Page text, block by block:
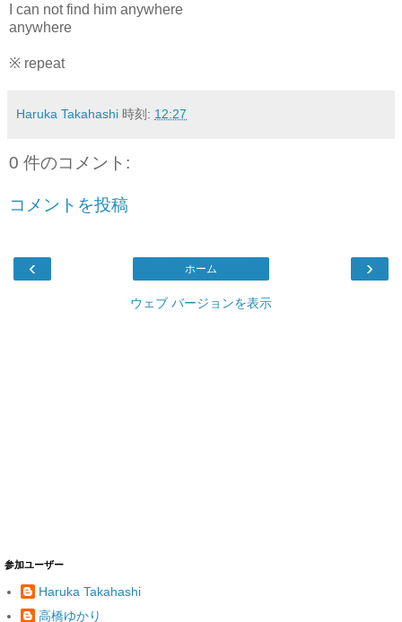
I can not find him anywhere
anywhere
※ repeat
Haruka Takahashi 時刻: 12:27
0 件のコメント:
コメントを投稿
‹ ›
ホーム
ウェブ バージョンを表示
参加ユーザー
Haruka Takahashi
高橋ゆかり